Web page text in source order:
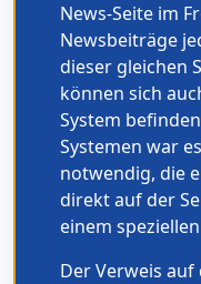
News-Seite im
Newsbeiträge
dieser gleichen
können sich
System
Systemen war
notwendig, die
direkt auf der
einem
Der Verweis